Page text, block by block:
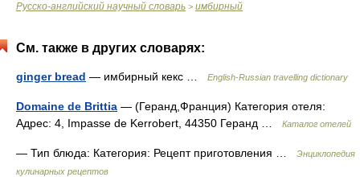
Русско-английский научный словарь > имбирный
См. также в других словарях:
ginger bread — имбирный кекс … English-Russian travelling dictionary
Domaine de Brittia — (Геранд,Франция) Категория отеля:
Адрес: 4, Impasse de Kerrobert, 44350 Геранд …
Каталог отелей
— Тип блюда: Категория: Рецепт приготовления …
Энциклопедия
кулинарных рецептов